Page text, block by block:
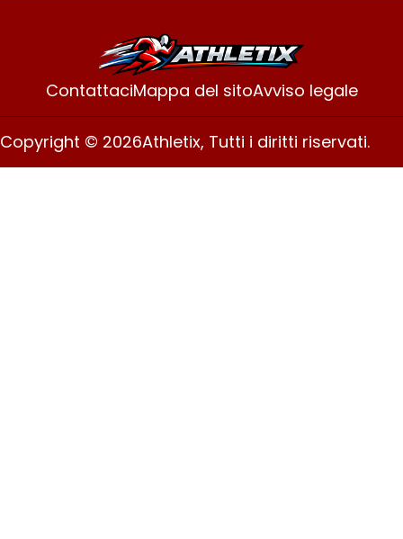
ContattaciMappa del sitoAvviso legale
Copyright © 2026Athletix, Tutti i diritti riservati.